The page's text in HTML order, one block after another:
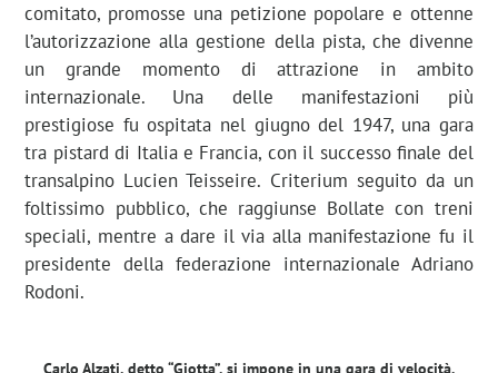
comitato, promosse una petizione popolare e ottenne
l’autorizzazione alla gestione della pista, che divenne
un grande momento di attrazione in ambito
internazionale. Una delle manifestazioni più
prestigiose fu ospitata nel giugno del 1947, una gara
tra pistard di Italia e Francia, con il successo finale del
transalpino Lucien Teisseire. Criterium seguito da un
foltissimo pubblico, che raggiunse Bollate con treni
speciali, mentre a dare il via alla manifestazione fu il
presidente della federazione internazionale Adriano
Rodoni.